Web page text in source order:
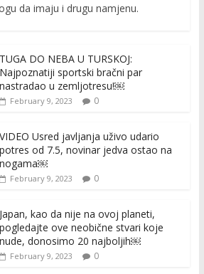
da imaju i drugu namjenu.
TUGA DO NEBA U TURSKOJ:
Najpoznatiji sportski bračni par
nastradao u zemljotresu!￼
February 9, 2023 0
VIDEO Usred javljanja uživo udario
potres od 7.5, novinar jedva ostao na
nogama￼
February 9, 2023 0
Japan, kao da nije na ovoj planeti,
pogledajte ove neobične stvari koje
nude, donosimo 20 najboljih￼
February 9, 2023 0